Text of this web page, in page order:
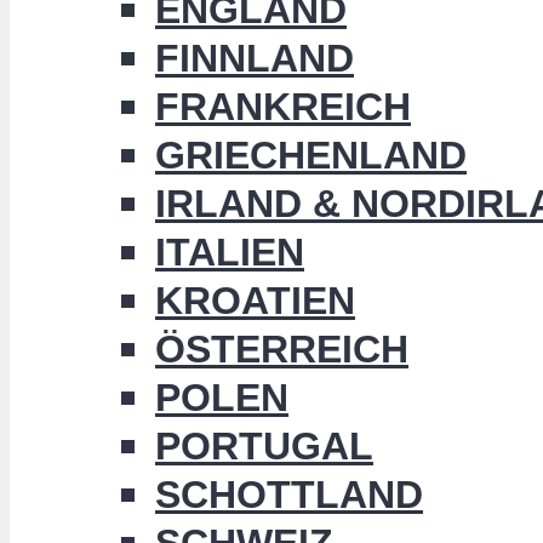
ENGLAND
FINNLAND
FRANKREICH
GRIECHENLAND
IRLAND &
ITALIEN
KROATIEN
ÖSTERREICH
POLEN
PORTUGAL
SCHOTTLAND